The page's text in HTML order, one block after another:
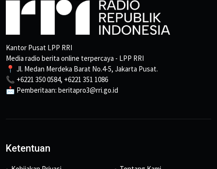
Kantor Pusat LPP RRI
Media radio berita online terpercaya - LPP RRI
📍 Jl. Medan Merdeka Barat No.4-5, Jakarta Pusat.
📞 +6221 350 0584, +6221 351 1086
📩 Pemberitaan: beritapro3@rri.go.id
Ketentuan